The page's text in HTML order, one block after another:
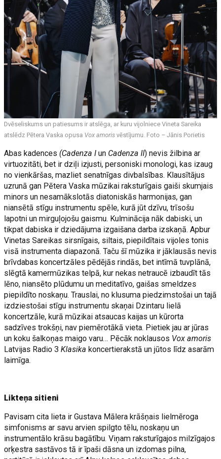
Dvēseliskums un patiesums ir atslēga, ar kuru vijolniece Vineta Sareika
atslēdz Pētera Vaska opusa Vox amoris vēstījumu. Foto – Jānis Porietis
Abas kadences (Cadenza I un Cadenza II) nevis žilbina ar
virtuozitāti, bet ir dziļi izjusti, personiski monologi, kas izaug
no vienkāršas, mazliet senatnīgas divbalsības. Klausītājus
uzrunā gan Pētera Vaska mūzikai raksturīgais gaiši skumjais
minors un nesamākslotās diatoniskās harmonijas, gan
niansētā stīgu instrumentu spēle, kurā jūt dzīvu, trīsošu
lapotni un mirguļojošu gaismu. Kulminācija nāk dabiski, un
tikpat dabiska ir dziedājuma izgaišana darba izskaņā. Apbur
Vinetas Sareikas sirsnīgais, siltais, piepildītais vijoles tonis
visā instrumenta diapazonā. Taču šī mūzika ir jāklausās nevis
brīvdabas koncertzāles pēdējās rindās, bet intīmā tuvplānā,
slēgtā kamermūzikas telpā, kur nekas netraucē izbaudīt tās
lēno, niansēto plūdumu un meditatīvo, gaišas smeldzes
piepildīto noskaņu. Trauslai, no klusuma piedzimstošai un tajā
izdziestošai stīgu instrumentu skaņai Dzintaru lielā
koncertzāle, kurā mūzikai atsaucas kaijas un kūrorta
sadzīves trokšņi, nav piemērotākā vieta. Pietiek jau ar jūras
un koku šalkoņas maigo varu… Pēcāk noklausos Vox amoris
Latvijas Radio 3Klasika koncertierakstā un jūtos līdz asarām
laimīga.
Likteņa sitieni
Pavisam cita lieta ir Gustava Mālera krāšņais lielmēroga
simfonisms ar savu arvien spilgto tēlu, noskaņu un
instrumentālo krāsu bagātību. Viņam raksturīgajos milzīgajos
orķestra sastāvos tā ir īpaši dāsna un izdomas pilna,